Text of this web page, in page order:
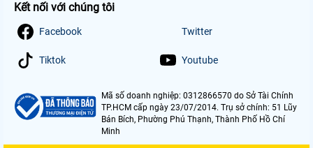
Kết nối với chúng tôi
Facebook Twitter
Tiktok Youtube
Mã số doanh nghiệp: 0312866570 do Sở Tài Chính
TP.HCM cấp ngày 23/07/2014. Trụ sở chính: 51 Lũy
Bán Bích, Phường Phú Thạnh, Thành Phố Hồ Chí
Minh